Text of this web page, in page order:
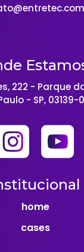
222 - Parque
- SP, 03139-
home
cases